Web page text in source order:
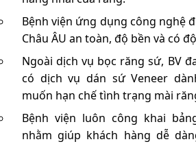
Bệnh viện ứng dụng công nghệ
Châu ÂU an toàn, độ bền và có
Ngoài dịch vụ bọc răng sứ, BV
có dịch vụ dán sứ Veneer
muốn hạn chế tình trạng mài
Bệnh viện luôn công khai
nhằm giúp khách hàng dễ